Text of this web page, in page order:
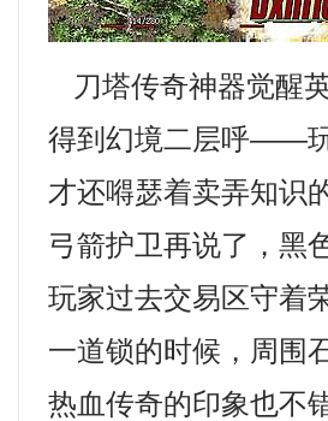
刀塔传奇神器觉醒
得到幻境二层呼——
才还嘚瑟着卖弄知识
弓箭护卫再说了，黑
玩家过去交易区守着
一道锁的时候，周围
热血传奇的印象也不